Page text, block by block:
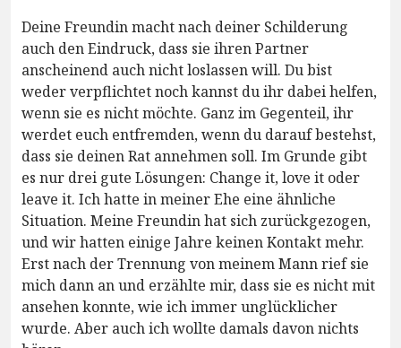
Deine Freundin macht nach deiner Schilderung
auch den Eindruck, dass sie ihren Partner
anscheinend auch nicht loslassen will. Du bist
weder verpflichtet noch kannst du ihr dabei helfen,
wenn sie es nicht möchte. Ganz im Gegenteil, ihr
werdet euch entfremden, wenn du darauf bestehst,
dass sie deinen Rat annehmen soll. Im Grunde gibt
es nur drei gute Lösungen: Change it, love it oder
leave it. Ich hatte in meiner Ehe eine ähnliche
Situation. Meine Freundin hat sich zurückgezogen,
und wir hatten einige Jahre keinen Kontakt mehr.
Erst nach der Trennung von meinem Mann rief sie
mich dann an und erzählte mir, dass sie es nicht mit
ansehen konnte, wie ich immer unglücklicher
wurde. Aber auch ich wollte damals davon nichts